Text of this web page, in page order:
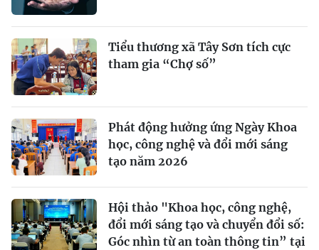
Tiểu thương xã Tây Sơn tích cực
tham gia “Chợ số”
Phát động hưởng ứng Ngày Khoa
học, công nghệ và đổi mới sáng
tạo năm 2026
Hội thảo "Khoa học, công nghệ,
đổi mới sáng tạo và chuyển đổi số:
Góc nhìn từ an toàn thông tin” tại